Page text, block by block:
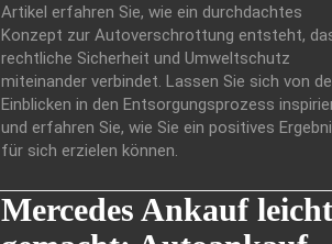
Artikel erfahren Sie, wie ein durchdachtes
Konzept zur Autoverschrottung entsteht,
rechtliche Sicherheit und Umweltschutz
miteinander verbindet. Lassen Sie sich von
Einblicken in den Entsorgungsprozess
und erfahren Sie, wie Sie ein positives
für sich erzielen können.
Mercedes Ankauf leicht